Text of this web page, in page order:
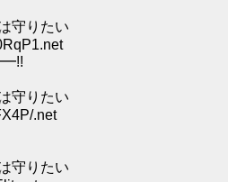
守りたい
守りたい
.net
守りたい